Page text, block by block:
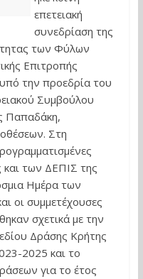
επετειακή
συνεδρίαση της
των Φύλων
Επιτροπής
την προεδρία του
Συμβούλου
Παπαδάκη,
Στη
των ΔΕΠΙΣ της
Ημέρα των
οι συμμετέχουσες
σχετικά με την
Δράσης Κρήτης
2025 και το
για το έτος